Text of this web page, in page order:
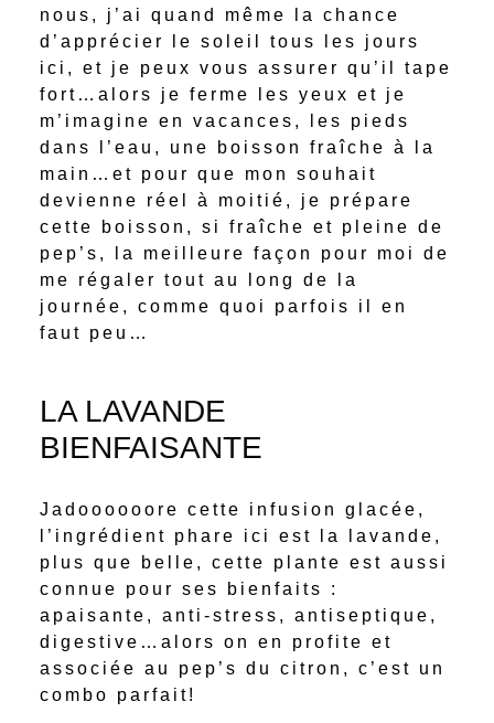
nous, j’ai quand même la chance
d’apprécier le soleil tous les jours
ici, et je peux vous assurer qu’il tape
fort…alors je ferme les yeux et je
m’imagine en vacances, les pieds
dans l’eau, une boisson fraîche à la
main…et pour que mon souhait
devienne réel à moitié, je prépare
cette boisson, si fraîche et pleine de
pep’s, la meilleure façon pour moi de
me régaler tout au long de la
journée, comme quoi parfois il en
faut peu…
LA LAVANDE
BIENFAISANTE
Jadoooooore cette infusion glacée,
l’ingrédient phare ici est la lavande,
plus que belle, cette plante est aussi
connue pour ses bienfaits :
apaisante, anti-stress, antiseptique,
digestive…alors on en profite et
associée au pep’s du citron, c’est un
combo parfait!